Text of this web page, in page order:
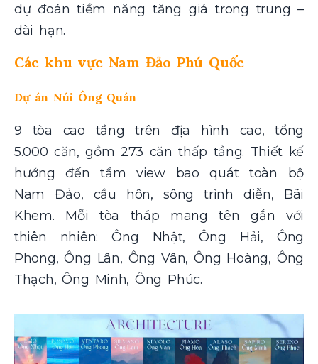
dự đoán tiềm năng tăng giá trong trung –
dài hạn.
Các khu vực Nam Đảo Phú Quốc
Dự án Núi Ông Quán
9 tòa cao tầng trên địa hình cao, tổng
5.000 căn, gồm 273 căn thấp tầng. Thiết kế
hướng đến tầm view bao quát toàn bộ
Nam Đảo, cầu hôn, sông trình diễn, Bãi
Khem. Mỗi tòa tháp mang tên gắn với
thiên nhiên: Ông Nhật, Ông Hải, Ông
Phong, Ông Lân, Ông Vân, Ông Hoàng, Ông
Thạch, Ông Minh, Ông Phúc.